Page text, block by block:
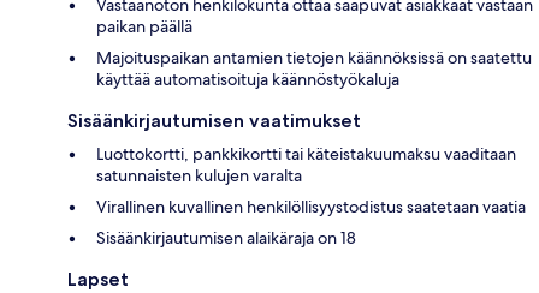
Vastaanoton henkilökunta ottaa saapuvat asiakkaat vastaan
paikan päällä
Majoituspaikan antamien tietojen käännöksissä on saatettu
käyttää automatisoituja käännöstyökaluja
Sisäänkirjautumisen vaatimukset
Luottokortti, pankkikortti tai käteistakuumaksu vaaditaan
satunnaisten kulujen varalta
Virallinen kuvallinen henkilöllisyystodistus saatetaan vaatia
Sisäänkirjautumisen alaikäraja on 18
Lapset